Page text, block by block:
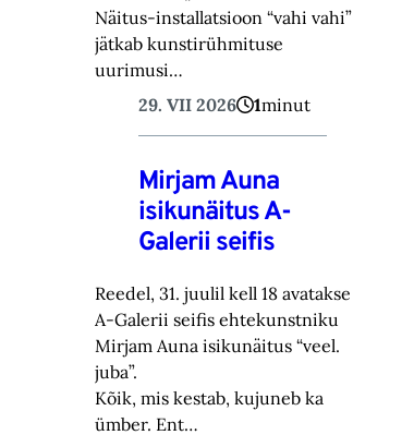
Näitus-installatsioon “vahi vahi”
jätkab kunstirühmituse
uurimusi…
29. VII 2026
1minut
Mirjam Auna
isikunäitus A-
Galerii seifis
Reedel, 31. juulil kell 18 avatakse
A-Galerii seifis ehtekunstniku
Mirjam Auna isikunäitus “veel.
juba”.
Kõik, mis kestab, kujuneb ka
ümber. Ent…